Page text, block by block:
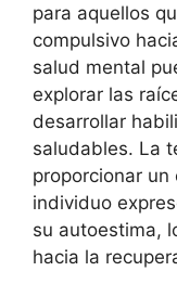
para aquellos
compulsivo
salud mental
explorar las
desarrollar
saludables. La
proporcionar un
individuo
su autoestima,
hacia la